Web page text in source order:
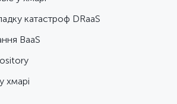
катастроф DRaaS
BaaS
хмарі